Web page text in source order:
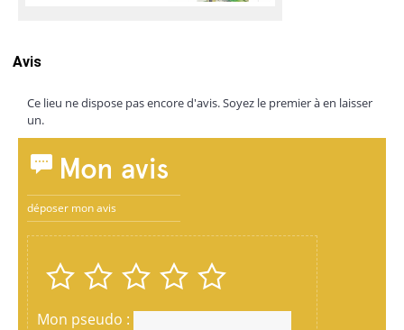
Avis
Ce lieu ne dispose pas encore d'avis. Soyez le premier à en laisser
un.
Mon avis
déposer mon avis
Mon pseudo :